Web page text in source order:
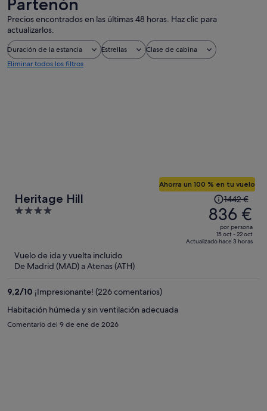
Partenón
Precios encontrados en las últimas 48 horas. Haz clic para
actualizarlos.
Duración de la estancia Estrellas
Clase de cabina
Eliminar todos los filtros
Heritage Hill
4
Ahorra un 100 % en tu vuelo
El
precio
era
de
1442 €,
1442 €
836 €
por persona
15 oct - 22 oct
Actualizado hace 3 horas
Vuelo de ida y vuelta incluido
De Madrid (MAD) a Atenas (ATH)
9,2/10 ¡Impresionante! (226 comentarios)
Habitación húmeda y sin ventilación adecuada
Comentario del 9 de ene de 2026